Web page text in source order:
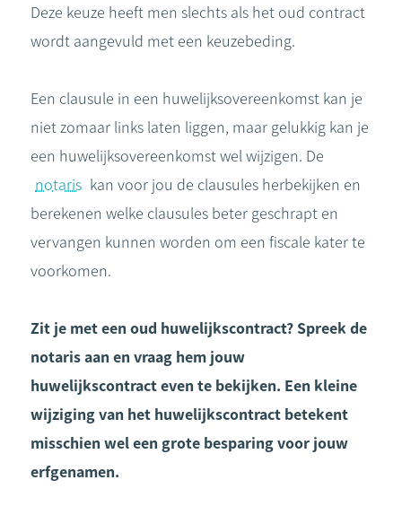
Deze keuze heeft men slechts als het oud contract
wordt aangevuld met een keuzebeding.
Een clausule in een huwelijksovereenkomst kan je
niet zomaar links laten liggen, maar gelukkig kan je
een huwelijksovereenkomst wel wijzigen. De
notaris kan voor jou de clausules herbekijken en
berekenen welke clausules beter geschrapt en
vervangen kunnen worden om een fiscale kater te
voorkomen.
Zit je met een oud huwelijkscontract? Spreek de
notaris aan en vraag hem jouw
huwelijkscontract even te bekijken. Een kleine
wijziging van het huwelijkscontract betekent
misschien wel een grote besparing voor jouw
erfgenamen.